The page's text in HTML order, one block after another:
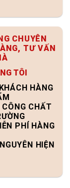
CHUYÊN
TƯ VẤN
TÔI
HÀNG
CHẤT
PHÍ HÀNG
HIỆN